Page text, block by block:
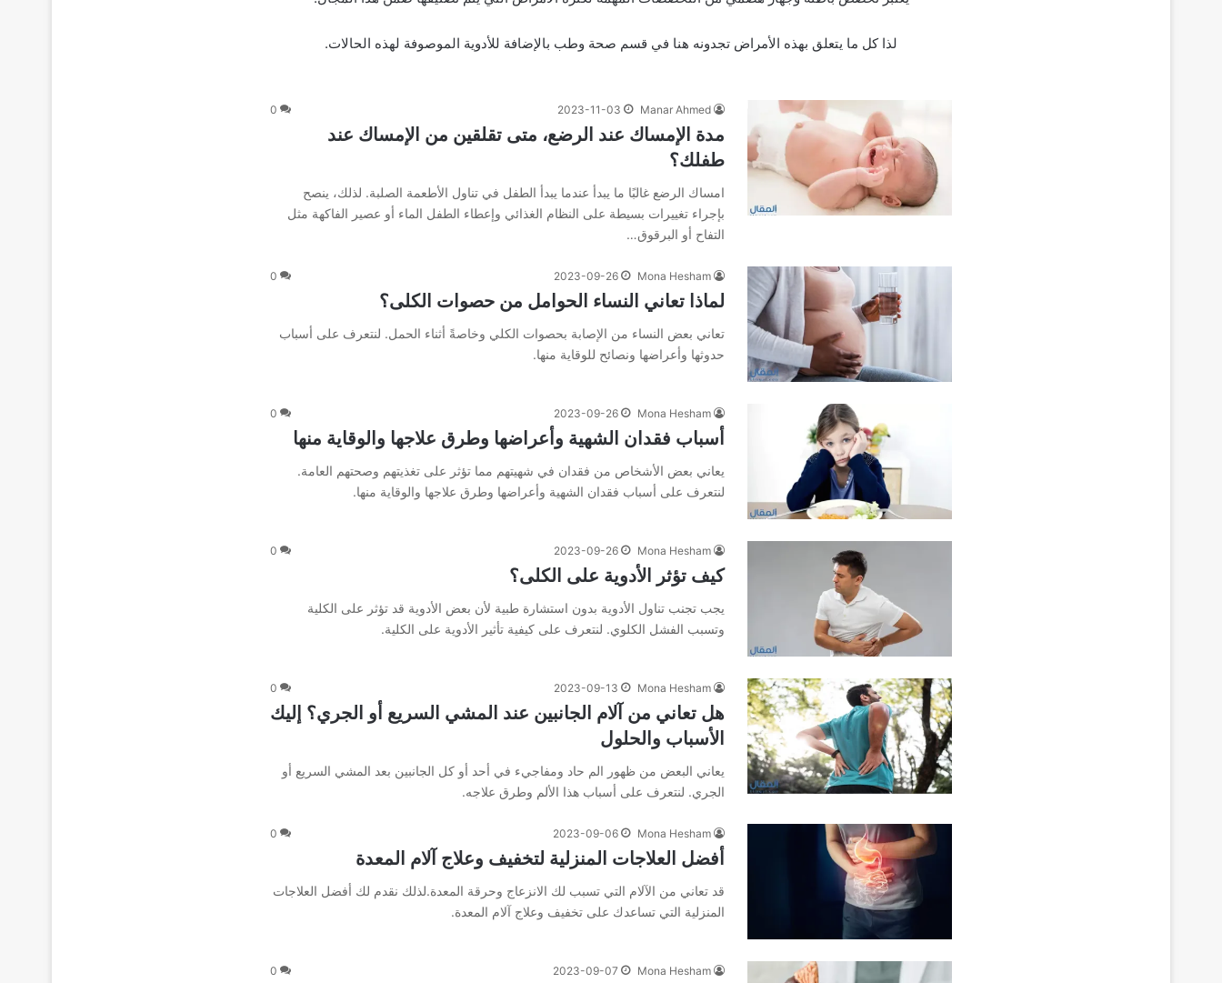
لذا كل ما يتعلق بهذه الأمراض تجدونه هنا في قسم صحة وطب بالإضافة للأدوية الموصوفة لهذه الحالات.
Manar Ahmed
2023-11-03
0
مدة الإمساك عند الرضع، متى تقلقين من الإمساك عند
طفلك؟
امساك الرضع غالبًا ما يبدأ عندما يبدأ الطفل في تناول الأطعمة الصلبة. لذلك، ينصح
بإجراء تغييرات بسيطة على النظام الغذائي وإعطاء الطفل الماء أو عصير الفاكهة مثل
التفاح أو البرقوق…
Mona Hesham
2023-09-26
0
لماذا تعاني النساء الحوامل من حصوات الكلى؟
تعاني بعض النساء من الإصابة بحصوات الكلي وخاصةً أثناء الحمل. لنتعرف على أسباب
حدوثها وأعراضها ونصائح للوقاية منها.
Mona Hesham
2023-09-26
0
أسباب فقدان الشهية وأعراضها وطرق علاجها والوقاية منها
يعاني بعض الأشخاص من فقدان في شهيتهم مما تؤثر على تغذيتهم وصحتهم العامة.
لنتعرف على أسباب فقدان الشهية وأعراضها وطرق علاجها والوقاية منها.
Mona Hesham
2023-09-26
0
كيف تؤثر الأدوية على الكلى؟
يجب تجنب تناول الأدوية بدون استشارة طبية لأن بعض الأدوية قد تؤثر على الكلية
وتسبب الفشل الكلوي. لنتعرف على كيفية تأثير الأدوية على الكلية.
Mona Hesham
2023-09-13
0
هل تعاني من آلام الجانبين عند المشي السريع أو الجري؟ إليك
الأسباب والحلول
يعاني البعض من ظهور الم حاد ومفاجيء في أحد أو كل الجانبين بعد المشي السريع أو
الجري. لنتعرف على أسباب هذا الألم وطرق علاجه.
Mona Hesham
2023-09-06
0
أفضل العلاجات المنزلية لتخفيف وعلاج آلام المعدة
قد تعاني من الآلام التي تسبب لك الانزعاج وحرقة المعدة.لذلك نقدم لك أفضل العلاجات
المنزلية التي تساعدك على تخفيف وعلاج آلام المعدة.
Mona Hesham
2023-09-07
0